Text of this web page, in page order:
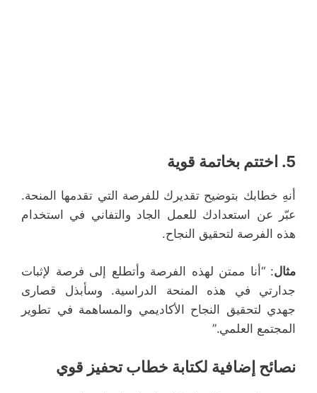
5. اختتم بخاتمة قوية
أنهِ خطابك بتوضيح تقديرك للفرصة التي تقدمها المنحة.
عبّر عن استعدادك للعمل الجاد والتفاني في استخدام
هذه الفرصة لتحقيق النجاح.
مثال: “أنا ممتن لهذه الفرصة وأتطلع إلى فرصة لإثبات
جدارتي في هذه المنحة الدراسية. وسأبذل قصارى
جهدي لتحقيق النجاح الأكاديمي والمساهمة في تطوير
المجتمع العلمي.”
نصائح إضافية لكتابة خطاب تحفيز قوي